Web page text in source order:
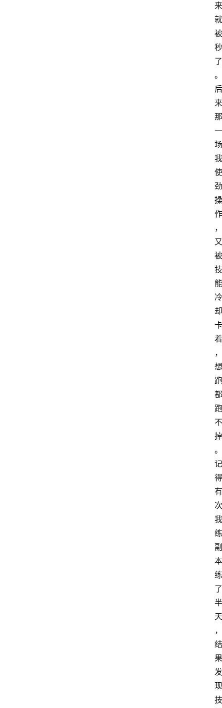
来
就
被
秒
了
。
后
来
那
一
场
我
使
劲
操
作
，
又
被
技
能
冷
却
卡
着
，
想
跑
都
跑
不
掉
。
记
得
有
次
我
练
副
本
练
了
半
天
，
结
果
发
现
技